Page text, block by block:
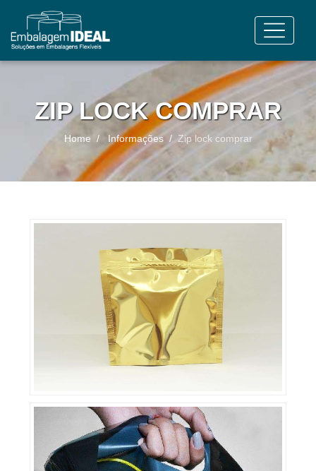
ZIP LOCK COMPRAR
Home Informações Zip lock comprar